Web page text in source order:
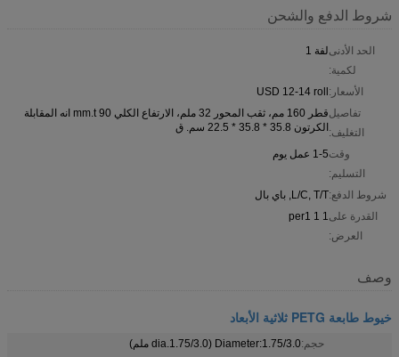
شروط الدفع والشحن
الحد الأدنى
لكمية:
لفة 1
الأسعار:USD 12-14 roll
تفاصيل
التغليف:
قطر 160 مم، ثقب المحور 32 ملم، الارتفاع الكلي 90 mm.t انه المقابلة
الكرتون 35.8 * 35.8 * 22.5 سم. ق
وقت
التسليم:
1-5 عمل يوم
شروط الدفع:L/C, T/T, باي بال
القدرة على
العرض:
1 1 per1
وصف
خيوط طابعة PETG ثلاثية الأبعاد
حجم:Diameter:1.75/3.0 (dia.1.75/3.0 ملم)